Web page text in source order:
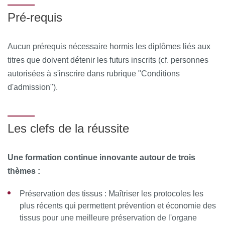
Journée 10 : Ortho-interception
D’ENCADREMENT
Équipe pédagogique
Dr Philippe Bidault / Pr Tchilalo Boukpessi / Dr Anne-
Daas / Dr Anne-Laure Ejeil / Dr Philippe De Jaegher / Dr
Sophie-Myriam Dridi / Dr Bernard Fleiter / Dr Céline
/ Dr Francesca Mangione / Pr Loredana Radoi / Philippe
Rajzbaum / Dr Christophe Rignon-Bret / Dr Philppe Robert
Ressources matérielles :Afin de favoriser une démarche
interactive et collaborative, différents outils informatiques
Pré-requis
Aucun prérequis nécessaire hormis les diplômes liés aux
titres que doivent détenir les futurs inscrits (cf. personnes
autorisées à s'inscrire dans rubrique "Conditions
d'admission").
Les clefs de la réussite
Une formation continue innovante autour de trois
thèmes :
Préservation des tissus : Maîtriser les protocoles les
plus récents qui permettent prévention et économie des
tissus pour une meilleure préservation de l'organe